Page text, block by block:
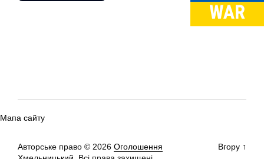
Мапа сайту
Авторське право © 2026 Оголошення
Вгору ↑